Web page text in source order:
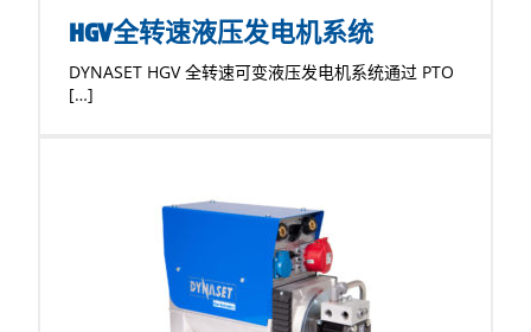
HGV全转速液压发电机系统
DYNASET HGV 全转速可变液压发电机系统通过 PTO
[…]